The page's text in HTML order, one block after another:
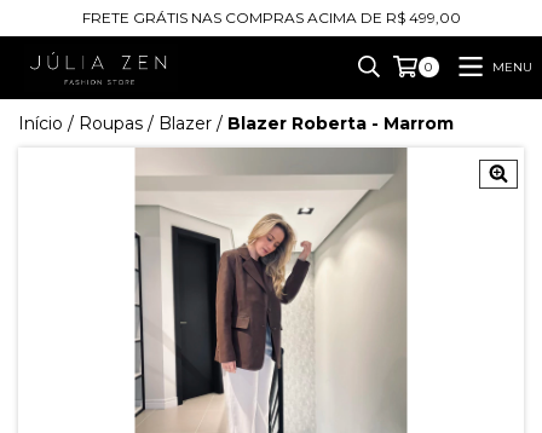
FRETE GRÁTIS NAS COMPRAS ACIMA DE R$ 499,00
0 MENU
Início / Roupas / Blazer / Blazer Roberta - Marrom